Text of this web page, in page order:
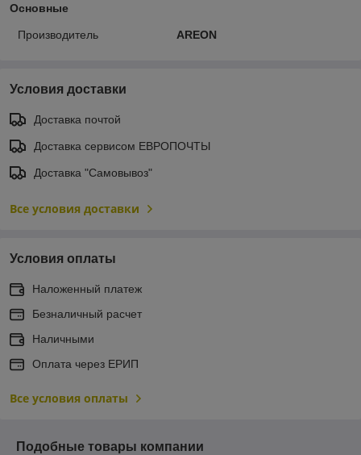
Основные
Производитель AREON
Условия доставки
Доставка почтой
Доставка сервисом ЕВРОПОЧТЫ
Доставка "Самовывоз"
Все условия доставки
Условия оплаты
Наложенный платеж
Безналичный расчет
Наличными
Оплата через ЕРИП
Все условия оплаты
Подобные товары компании